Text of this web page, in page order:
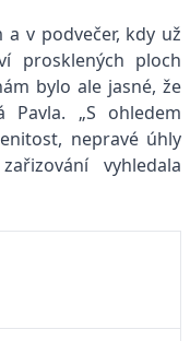
v podvečer, kdy už
prosklených ploch
bylo ale jasné, že
„S ohledem
nepravé úhly
vyhledala